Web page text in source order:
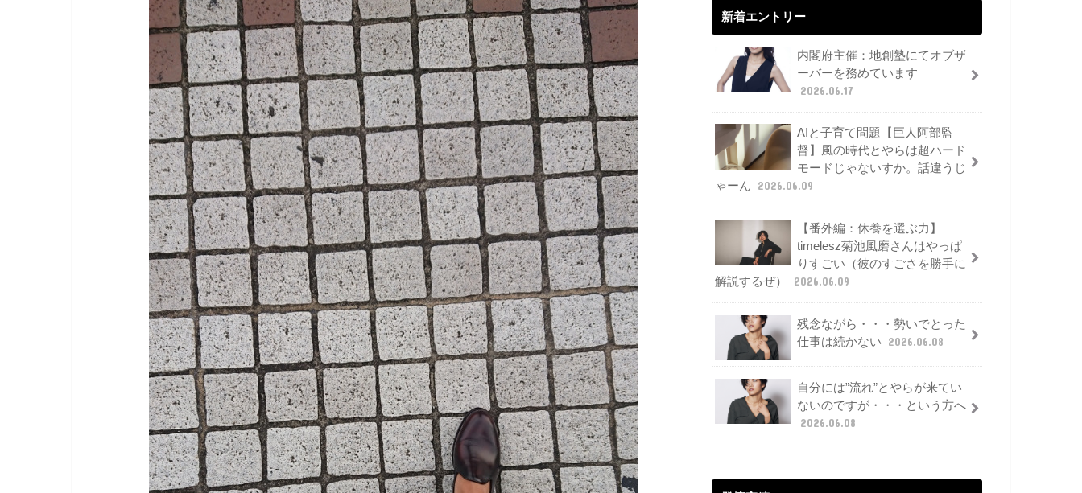
新着エントリー
内閣府主催：地創塾にてオブザ
ーバーを務めています
2026.06.17
AIと子育て問題【巨人阿部監
督】風の時代とやらは超ハード
モードじゃないすか。話違うじ
ゃーん
2026.06.09
【番外編：休養を選ぶ力】
timelesz菊池風磨さんはやっぱ
りすごい（彼のすごさを勝手に
解説するぜ）
2026.06.09
残念ながら・・・勢いでとった
仕事は続かない
2026.06.08
自分には”流れ”とやらが来てい
ないのですが・・・という方へ
2026.06.08